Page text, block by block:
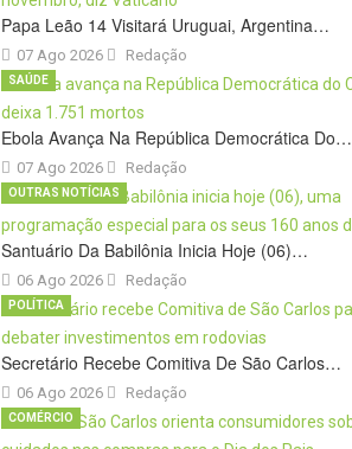
Papa Leão 14 Visitará Uruguai, Argentina…
07 Ago 2026 Redação
Ebola Avança Na República Democrática Do…
07 Ago 2026
SAÚDE
Redação
Santuário Da Babilônia Inicia Hoje (06)…
06 Ago 2026
OUTRAS NOTÍCIAS
Redação
Secretário Recebe Comitiva De São Carlos…
06 Ago 2026
POLÍTICA
Redação
COMÉRCIO